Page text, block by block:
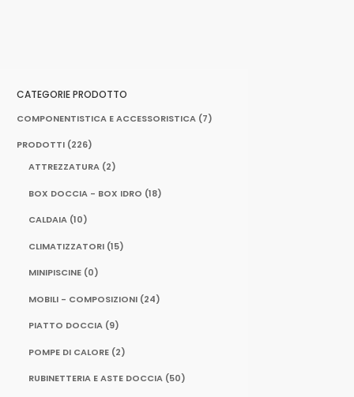
CATEGORIE PRODOTTO
COMPONENTISTICA E ACCESSORISTICA (7)
PRODOTTI (226)
ATTREZZATURA (2)
BOX DOCCIA - BOX IDRO (18)
CALDAIA (10)
CLIMATIZZATORI (15)
MINIPISCINE (0)
MOBILI - COMPOSIZIONI (24)
PIATTO DOCCIA (9)
POMPE DI CALORE (2)
RUBINETTERIA E ASTE DOCCIA (50)